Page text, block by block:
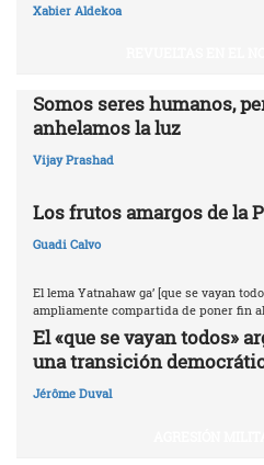
Xabier Aldekoa
Somos seres humanos,
anhelamos la luz
Vijay Prashad
Los frutos amargos de la
Guadi Calvo
El lema Yatnahaw ga’ [que se vayan
ampliamente compartida de poner fin
El «que se vayan todos»
una transición
Jérôme Duval